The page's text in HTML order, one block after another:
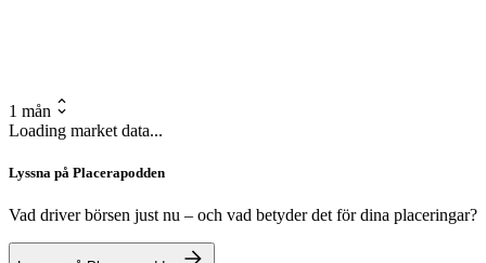
1 mån
Loading market data...
Lyssna på Placerapodden
Vad driver börsen just nu – och vad betyder det för dina placeringar?